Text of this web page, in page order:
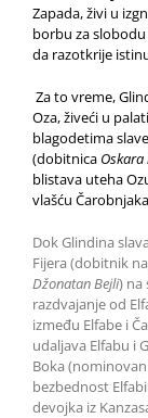
Zapada, živi u
borbu za
da razotkrije
Za to vreme,
Oza, živeći u
blagodetima
(dobitnica Oskara
blistava uteha
vlašću
Dok Glindina
Fijera (dobitnik
Džonatan Bejli) na
razdvajanje od
između Elfabe i
udaljava Elfabu i
Boka
bezbednost
devojka iz